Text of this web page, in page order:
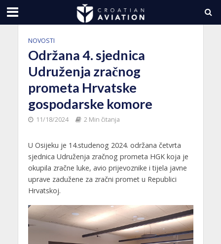
NOVOSTI
Održana 4. sjednica
Udruženja zračnog
prometa Hrvatske
gospodarske komore
11/18/2024 2 Min čitanja
U Osijeku je 14.studenog 2024. održana četvrta
sjednica Udruženja zračnog prometa HGK koja je
okupila zračne luke, avio prijevoznike i tijela javne
uprave zadužene za zračni promet u Republici
Hrvatskoj.